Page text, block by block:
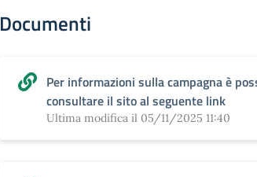
Documenti
Per informazioni sulla campagna è
consultare il sito al seguente link
Ultima modifica il 05/11/2025 11:40